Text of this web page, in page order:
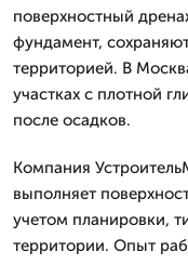
поверхностный
фундамент,
территорией. В
участках с плотной
после осадков.
Компания
выполняет
учетом планировки,
территории. Опыт